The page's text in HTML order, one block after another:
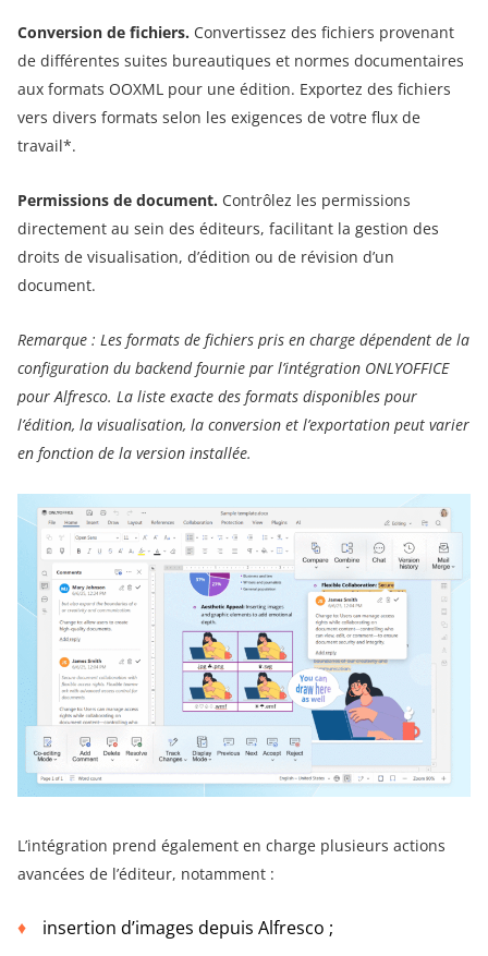
Conversion de fichiers. Convertissez des fichiers provenant
de différentes suites bureautiques et normes documentaires
aux formats OOXML pour une édition. Exportez des fichiers
vers divers formats selon les exigences de votre flux de
travail*.
Permissions de document. Contrôlez les permissions
directement au sein des éditeurs, facilitant la gestion des
droits de visualisation, d’édition ou de révision d’un
document.
Remarque : Les formats de fichiers pris en charge dépendent de la
configuration du backend fournie par l’intégration ONLYOFFICE
pour Alfresco. La liste exacte des formats disponibles pour
l’édition, la visualisation, la conversion et l’exportation peut varier
en fonction de la version installée.
L’intégration prend également en charge plusieurs actions
avancées de l’éditeur, notamment :
insertion d’images depuis Alfresco ;